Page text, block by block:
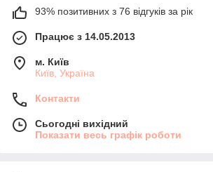
93% позитивних з 76 відгуків за рік
Працює з 14.05.2013
м. Київ
Київ, Україна
Контакти
Сьогодні вихідний
Показати весь графік роботи